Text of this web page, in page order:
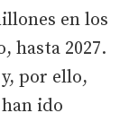
en los
hasta 2027.
y, por ello,
ido